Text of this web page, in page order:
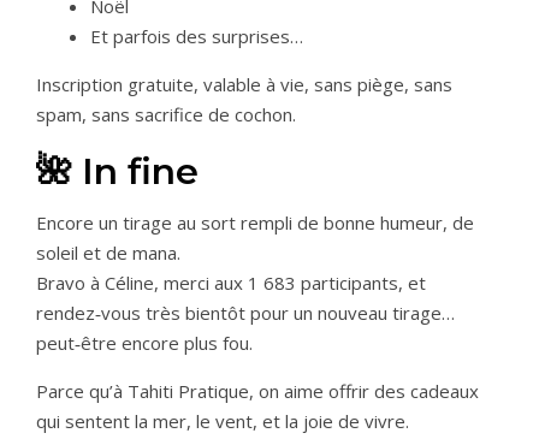
Noël
Et parfois des surprises…
Inscription gratuite, valable à vie, sans piège, sans
spam, sans sacrifice de cochon.
🌺 In fine
Encore un tirage au sort rempli de bonne humeur, de
soleil et de mana.
Bravo à Céline, merci aux 1 683 participants, et
rendez‑vous très bientôt pour un nouveau tirage…
peut‑être encore plus fou.
Parce qu’à Tahiti Pratique, on aime offrir des cadeaux
qui sentent la mer, le vent, et la joie de vivre.